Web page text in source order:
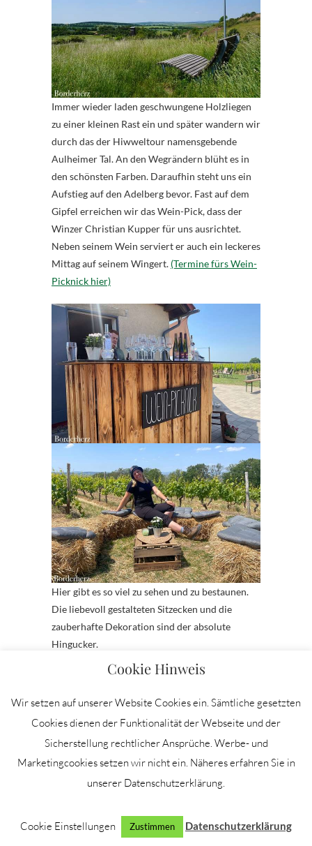
Immer wieder laden geschwungene Holzliegen
zu einer kleinen Rast ein und später wandern wir
durch das der Hiwweltour namensgebende
Aulheimer Tal. An den Wegrändern blüht es in
den schönsten Farben. Daraufhin steht uns ein
Aufstieg auf den Adelberg bevor. Fast auf dem
Gipfel erreichen wir das Wein-Pick, dass der
Winzer Christian Kupper für uns ausrichtet.
Neben seinem Wein serviert er auch ein leckeres
Mittag auf seinem Wingert. (Termine fürs Wein-
Picknick hier)
Hier gibt es so viel zu sehen und zu bestaunen.
Die liebevoll gestalteten Sitzecken und die
zauberhafte Dekoration sind der absolute
Hingucker.
Cookie Hinweis
Wir setzen auf unserer Website Cookies ein. Sämtliche gesetzten
Cookies dienen der Funktionalität der Webseite und der
Sicherstellung rechtlicher Ansprüche. Werbe- und
Marketingcookies setzen wir nicht ein. Näheres erfahren Sie in
unserer Datenschutzerklärung.
Cookie Einstellungen Zustimmen Datenschutzerklärung